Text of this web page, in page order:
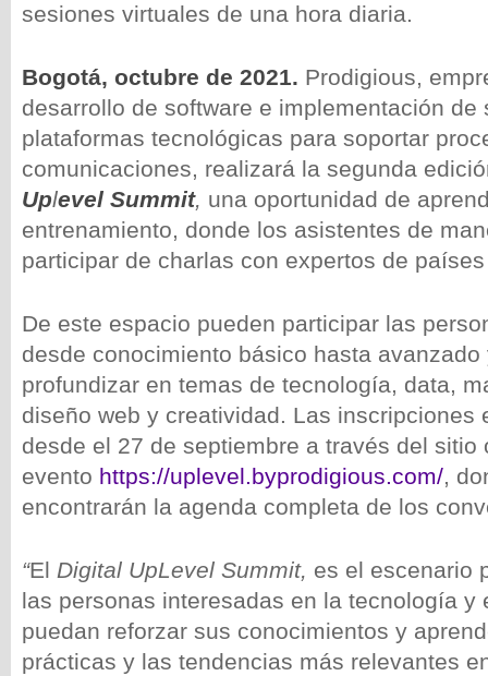
sesiones virtuales de una hora diaria.
Bogotá, octubre de 2021. Prodigious,
desarrollo de software e implementación de
plataformas tecnológicas para soportar
comunicaciones, realizará la segunda
Uplevel Summit, una oportunidad de
entrenamiento, donde los asistentes de
participar de charlas con expertos de
De este espacio pueden participar las
desde conocimiento básico hasta avanzado
profundizar en temas de tecnología, data,
diseño web y creatividad. Las inscripciones
desde el 27 de septiembre a través del sitio
evento https://uplevel.byprodigious.com/,
encontrarán la agenda completa de los
“El Digital UpLevel Summit, es el escenario
las personas interesadas en la tecnología y
puedan reforzar sus conocimientos y
prácticas y las tendencias más relevantes